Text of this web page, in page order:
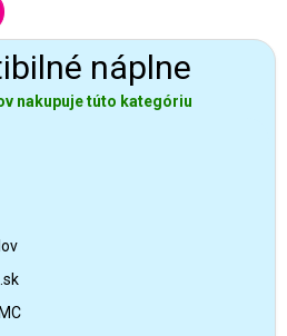
náplne
nakupuje túto kategóriu